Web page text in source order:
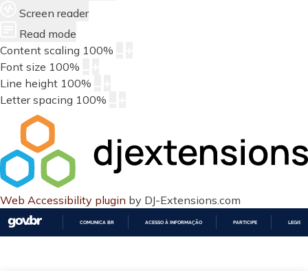
Screen reader
Read mode
Content scaling 100%
Font size 100%
Line height 100%
Letter spacing 100%
Web Accessibility plugin by DJ-Extensions.com
COMUNICA BR ACESSO À INFORMAÇÃO PARTICIPE